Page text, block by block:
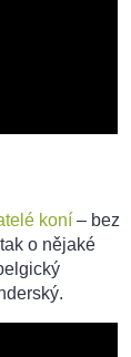
koní – bez
o nějaké